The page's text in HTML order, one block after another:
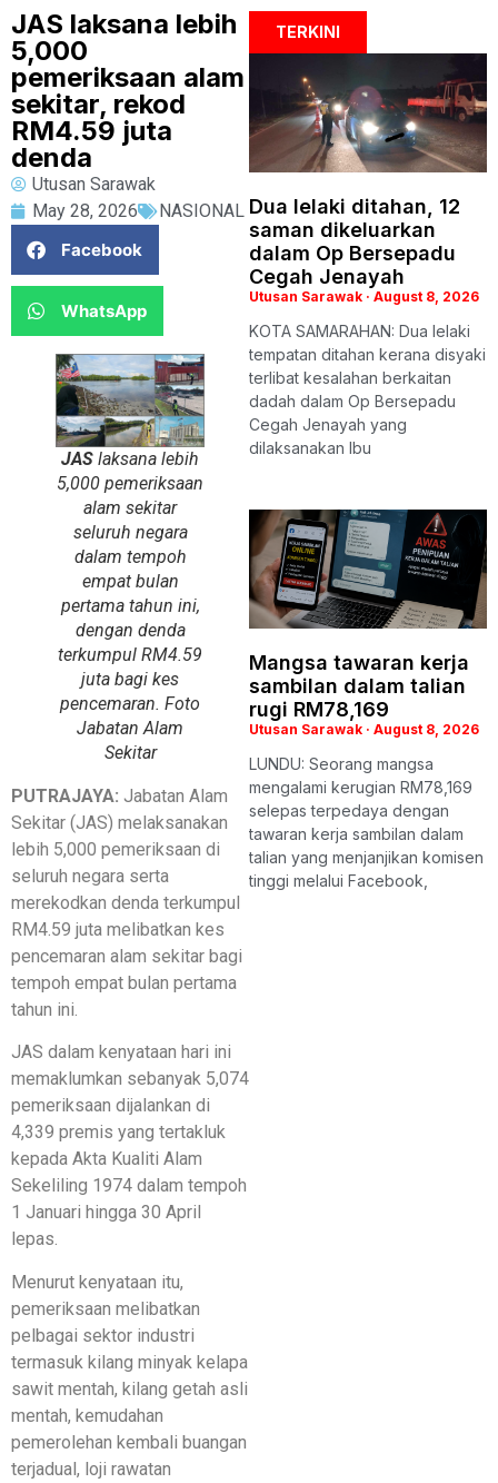
JAS laksana lebih
5,000
pemeriksaan alam
sekitar, rekod
RM4.59 juta
denda
Utusan Sarawak
May 28, 2026
NASIONAL
Facebook
WhatsApp
JAS laksana lebih
5,000 pemeriksaan
alam sekitar
seluruh negara
dalam tempoh
empat bulan
pertama tahun ini,
dengan denda
terkumpul RM4.59
juta bagi kes
pencemaran. Foto
Jabatan Alam
Sekitar
PUTRAJAYA: Jabatan Alam
Sekitar (JAS) melaksanakan
lebih 5,000 pemeriksaan di
seluruh negara serta
merekodkan denda terkumpul
RM4.59 juta melibatkan kes
pencemaran alam sekitar bagi
tempoh empat bulan pertama
tahun ini.
JAS dalam kenyataan hari ini
memaklumkan sebanyak 5,074
pemeriksaan dijalankan di
4,339 premis yang tertakluk
kepada Akta Kualiti Alam
Sekeliling 1974 dalam tempoh
1 Januari hingga 30 April
lepas.
Menurut kenyataan itu,
pemeriksaan melibatkan
pelbagai sektor industri
termasuk kilang minyak kelapa
sawit mentah, kilang getah asli
mentah, kemudahan
pemerolehan kembali buangan
terjadual, loji rawatan
TERKINI
Dua lelaki ditahan, 12
saman dikeluarkan
dalam Op Bersepadu
Cegah Jenayah
Utusan Sarawak August 8, 2026
KOTA SAMARAHAN: Dua lelaki
tempatan ditahan kerana disyaki
terlibat kesalahan berkaitan
dadah dalam Op Bersepadu
Cegah Jenayah yang
dilaksanakan Ibu
Mangsa tawaran kerja
sambilan dalam talian
rugi RM78,169
Utusan Sarawak August 8, 2026
LUNDU: Seorang mangsa
mengalami kerugian RM78,169
selepas terpedaya dengan
tawaran kerja sambilan dalam
talian yang menjanjikan komisen
tinggi melalui Facebook,